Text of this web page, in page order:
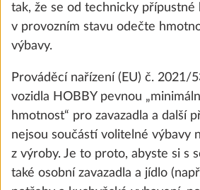
Venkovní plynová zásuvka
tak, že se od technicky přípustné
v provozním stavu odečte
výbavy.
Prováděcí nařízení (EU) č. 2021/
vozidla HOBBY pevnou
hmotnost“ pro zavazadla a další
nejsou součástí volitelné výbavy
z výroby. Je to proto, abyste si s
také osobní zavazadla a jídlo